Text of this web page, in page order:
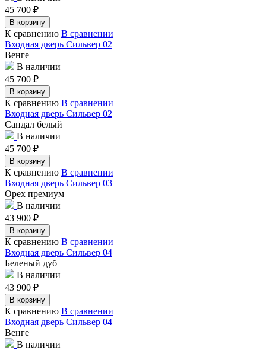
45 700 ₽
В корзину
К сравнению В сравнении
Входная дверь Сильвер 02
Венге
В наличии
45 700 ₽
В корзину
К сравнению В сравнении
Входная дверь Сильвер 02
Сандал белый
В наличии
45 700 ₽
В корзину
К сравнению В сравнении
Входная дверь Сильвер 03
Орех премиум
В наличии
43 900 ₽
В корзину
К сравнению В сравнении
Входная дверь Сильвер 04
Беленый дуб
В наличии
43 900 ₽
В корзину
К сравнению В сравнении
Входная дверь Сильвер 04
Венге
В наличии